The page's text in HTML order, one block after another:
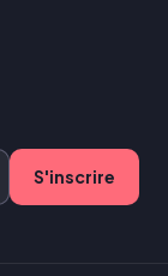
S'inscrire